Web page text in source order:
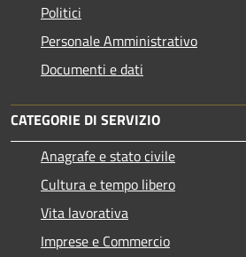
Politici
Personale Amministrativo
Documenti e dati
CATEGORIE DI SERVIZIO
Anagrafe e stato civile
Cultura e tempo libero
Vita lavorativa
Imprese e Commercio